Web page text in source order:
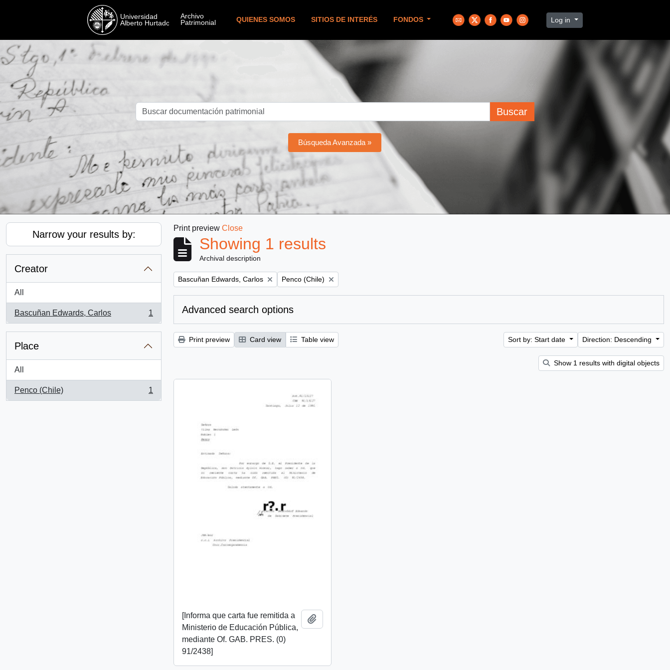
QUIENES SOMOS SITIOS DE INTERÉS FONDOS Log in
Buscar
Búsqueda Avanzada »
Narrow your results by:
Creator
All
Bascuñan Edwards, Carlos
, 1 results
1
Place
All
Penco (Chile)
, 1 results
1
Print preview Close
Showing 1 results
Archival description
Remove filter:
Bascuñan Edwards, Carlos Remove filter:
Penco (Chile)
Advanced search options
Print preview Card view Table view Sort by: Start date Direction: Descending
Show 1 results with digital objects
[Informa que carta fue remitida a
Ministerio de Educación Pública,
mediante Of. GAB. PRES. (0)
91/2438]